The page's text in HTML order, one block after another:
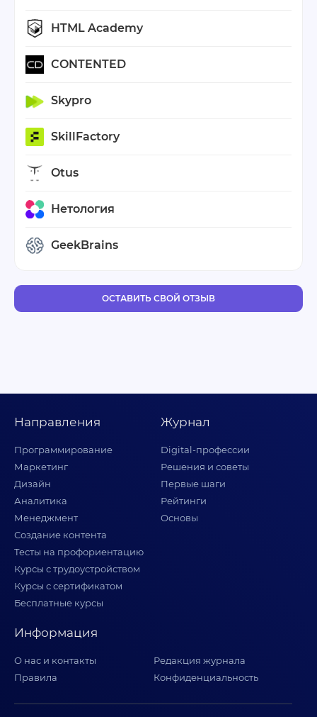
HTML Academy
CONTENTED
Skypro
SkillFactory
Otus
Нетология
GeekBrains
ОСТАВИТЬ СВОЙ ОТЗЫВ
Направления
Программирование
Маркетинг
Дизайн
Аналитика
Менеджмент
Создание контента
Тесты на профориентацию
Курсы с трудоустройством
Курсы с сертификатом
Бесплатные курсы
Журнал
Digital-профессии
Решения и советы
Первые шаги
Рейтинги
Основы
Информация
О нас и контакты
Редакция журнала
Правила
Конфиденциальность